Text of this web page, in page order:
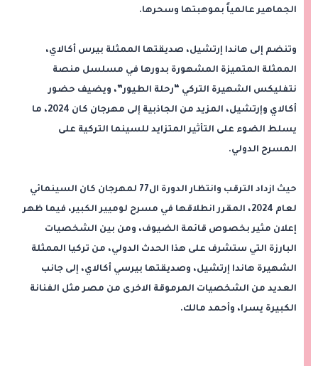
الجماهير عالمياً بموهبتها وسحرها.
وتنضم إلى هاندا إرتشيل، صديقتها الممثلة بيرس أكالاي،
الممثلة المتميزة المشهورة بدورها في مسلسل منصة
نتفليكس الشهيرة التركي “رحلة الطيور”، ويضيف حضور
أكالاي وإرتشيل، المزيد من الجاذبية إلى مهرجان كان 2024، ما
يسلط الضوء على التأثير المتزايد للسينما التركية على
المسرح الدولي.
حيث ازداد الترقب وانتظار الدورة ال77 لمهرجان كان السينمائي
لعام 2024، المقرر انطلاقها في مسرح لوميير الكبير، فيما ظهر
إعلان مثير بخصوص قائمة الضيوف، ومن بين الشخصيات
البارزة التي ستشرف على هذا الحدث الدولي، من تركيا الممثلة
الشهيرة هاندا إرتشيل، وصديقتها بيرسي أكالاي، إلى جانب
العديد من الشخصيات المرموقة الاخرى من مصر مثل الفنانة
الكبيرة يسرا، وأحمد مالك.